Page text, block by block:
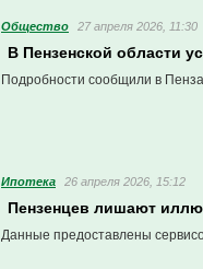
Общество 27 апреля 2026, 11:30
В Пензенской области
Подробности сообщили в
Ипотека 26 апреля 2026, 15:12
Пензенцев лишают
Данные предоставлены